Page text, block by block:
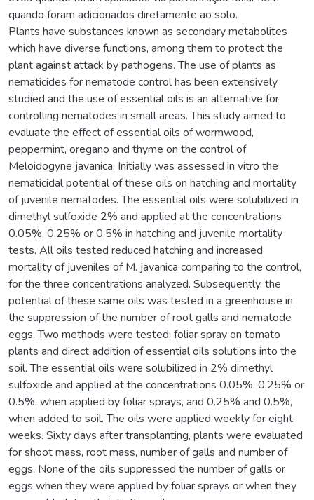
quando foram adicionados diretamente ao solo.
Plants have substances known as secondary metabolites
which have diverse functions, among them to protect the
plant against attack by pathogens. The use of plants as
nematicides for nematode control has been extensively
studied and the use of essential oils is an alternative for
controlling nematodes in small areas. This study aimed to
evaluate the effect of essential oils of wormwood,
peppermint, oregano and thyme on the control of
Meloidogyne javanica. Initially was assessed in vitro the
nematicidal potential of these oils on hatching and mortality
of juvenile nematodes. The essential oils were solubilized in
dimethyl sulfoxide 2% and applied at the concentrations
0.05%, 0.25% or 0.5% in hatching and juvenile mortality
tests. All oils tested reduced hatching and increased
mortality of juveniles of M. javanica comparing to the control,
for the three concentrations analyzed. Subsequently, the
potential of these same oils was tested in a greenhouse in
the suppression of the number of root galls and nematode
eggs. Two methods were tested: foliar spray on tomato
plants and direct addition of essential oils solutions into the
soil. The essential oils were solubilized in 2% dimethyl
sulfoxide and applied at the concentrations 0.05%, 0.25% or
0.5%, when applied by foliar sprays, and 0.25% and 0.5%,
when added to soil. The oils were applied weekly for eight
weeks. Sixty days after transplanting, plants were evaluated
for shoot mass, root mass, number of galls and number of
eggs. None of the oils suppressed the number of galls or
eggs when they were applied by foliar sprays or when they